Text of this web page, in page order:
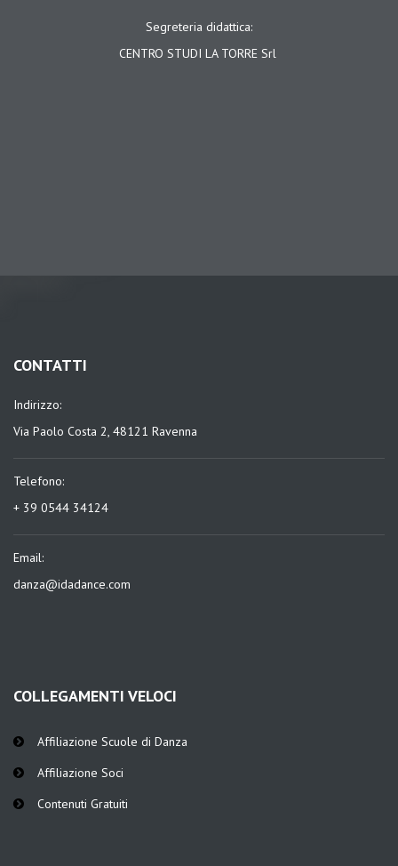
Segreteria didattica:
CENTRO STUDI LA TORRE Srl
CONTATTI
Indirizzo:
Via Paolo Costa 2, 48121 Ravenna
Telefono:
+ 39 0544 34124
Email:
danza@idadance.com
COLLEGAMENTI VELOCI
Affiliazione Scuole di Danza
Affiliazione Soci
Contenuti Gratuiti